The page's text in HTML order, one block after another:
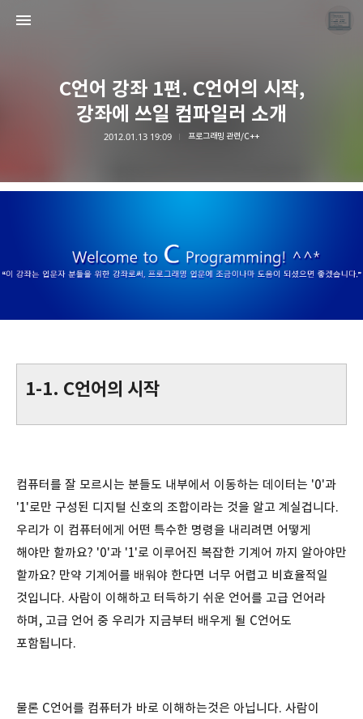
C언어 강좌 1편. C언어의 시작,
강좌에 쓰일 컴파일러 소개
2012.01.13 19:09 프로그래밍 관련/C++
1-1. C언어의 시작
컴퓨터를 잘 모르시는 분들도 내부에서 이동하는 데이터는 '0'과
'1'로만 구성된 디지털 신호의 조합이라는 것을 알고 계실겁니다.
우리가 이 컴퓨터에게 어떤 특수한 명령을 내리려면 어떻게
해야만 할까요? '0'과 '1'로 이루어진 복잡한 기계어 까지 알아야만
할까요? 만약 기계어를 배워야 한다면 너무 어렵고 비효율적일
것입니다. 사람이 이해하고 터득하기 쉬운 언어를 고급 언어라
하며, 고급 언어 중 우리가 지금부터 배우게 될 C언어도
포함됩니다.
물론 C언어를 컴퓨터가 바로 이해하는것은 아닙니다. 사람이
끝나지 않는 프로그래밍 일기